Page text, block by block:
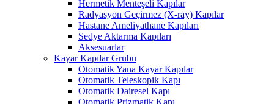
Hermetik Menteşeli Kapılar
Radyasyon Geçirmez (X-ray) Kapılar
Hastane Ameliyathane Kapıları
Sedye Aktarma Kapıları
Aksesuarlar
Kayar Kapılar Grubu
Otomatik Yana Kayar Kapılar
Otomatik Teleskopik Kapı
Otomatik Dairesel Kapı
Otomatik Prizmatik Kapı